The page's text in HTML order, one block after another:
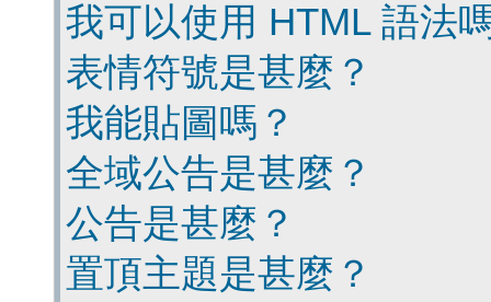
我可以使用 HTML 語法
表情符號是甚麼？
我能貼圖嗎？
全域公告是甚麼？
公告是甚麼？
置頂主題是甚麼？